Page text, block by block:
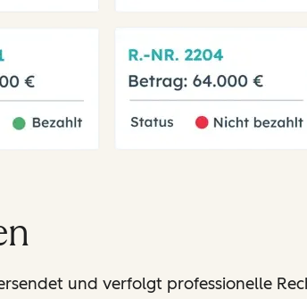
und verfolgt professionelle